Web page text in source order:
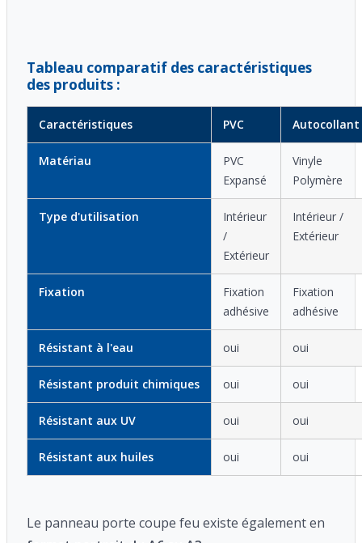
Tableau comparatif des caractéristiques
des produits :
Caractéristiques PVC Autocollant
Matériau
PVC
Expansé
Vinyle
Polymère
Type d'utilisation
Intérieur
/
Extérieur
Intérieur /
Extérieur
Fixation
Fixation
adhésive
Fixation
adhésive
Résistant à l'eau oui oui
Résistant produit chimiques oui oui
Résistant aux UV oui oui
Résistant aux huiles oui oui
Le panneau porte coupe feu existe également en